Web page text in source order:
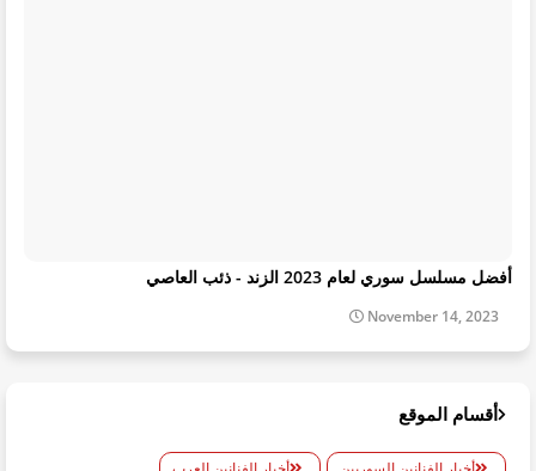
أفضل مسلسل سوري لعام 2023 الزند - ذئب العاصي
November 14, 2023
أقسام الموقع